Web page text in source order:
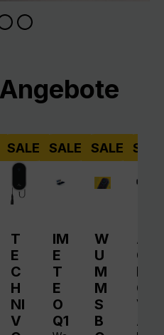
SALE
T
E
C
H
NI
V
SALE
IM
E
T
E
O
Q1
SALE
W
U
M
M
S
B
A
QI
N
O
V
A